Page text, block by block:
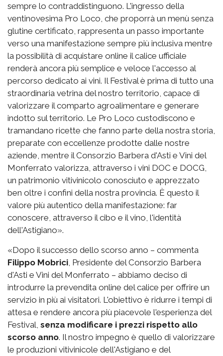
sempre lo contraddistinguono. L'ingresso della
ventinovesima Pro Loco, che proporrà un menù senza
glutine certificato, rappresenta un passo importante
verso una manifestazione sempre più inclusiva mentre
la possibilità di acquistare online il calice ufficiale
renderà ancora più semplice e veloce l'accesso al
percorso dedicato ai vini. Il Festival è prima di tutto una
straordinaria vetrina del nostro territorio, capace di
valorizzare il comparto agroalimentare e generare
indotto sul territorio. Le Pro Loco custodiscono e
tramandano ricette che fanno parte della nostra storia,
preparate con eccellenze prodotte dalle nostre
aziende, mentre il Consorzio Barbera d'Asti e Vini del
Monferrato valorizza, attraverso i vini DOC e DOCG,
un patrimonio vitivinicolo conosciuto e apprezzato
ben oltre i confini della nostra provincia. È questo il
valore più autentico della manifestazione: far
conoscere, attraverso il cibo e il vino, l'identità
dell'Astigiano».
«Dopo il successo dello scorso anno – commenta
Filippo Mobrici , Presidente del Consorzio Barbera
d'Asti e Vini del Monferrato – abbiamo deciso di
introdurre la prevendita online del calice per offrire un
servizio in più ai visitatori. L'obiettivo è ridurre i tempi di
attesa e rendere ancora più piacevole l'esperienza del
Festival, senza modificare i prezzi rispetto allo
scorso anno. Il nostro impegno è quello di valorizzare
le produzioni vitivinicole dell'Astigiano e del